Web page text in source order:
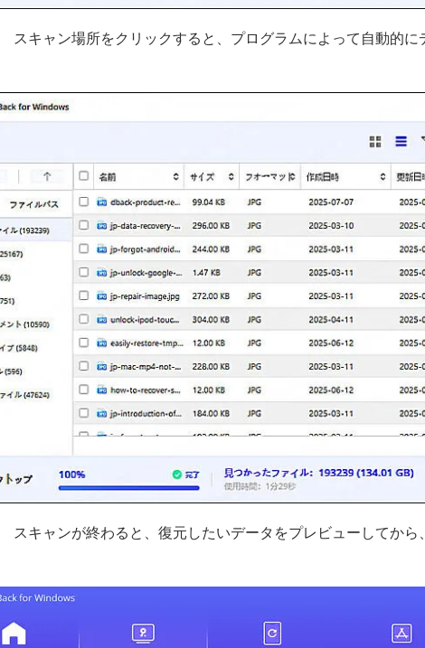
スキャン場所をクリックすると、プログラムによって自動的に
スキャンが終わると、復元したいデータをプレビューしてか